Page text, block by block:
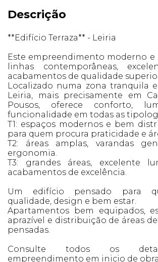
Descrição
**Edifício Terraza** - Leiria
Este empreendimento moderno e
linhas contemporâneas,
acabamentos de qualidade
Localizado numa zona tranquila
Leiria, mais precisamente em
Pousos, oferece conforto,
funcionalidade em todas as
T1: espaços modernos e bem
para quem procura praticidade e
T2: áreas amplas, varandas
ergonomia.
T3: grandes áreas, excelente
acabamentos de excelência.
Um edifício pensado para
qualidade, design e bem estar.
Apartamentos bem equipados,
aprazível e distribuição de áreas
pensadas.
Consulte todos os
empreendimento em inicio de